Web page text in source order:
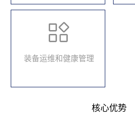
装备运维和健康管理
核心优势